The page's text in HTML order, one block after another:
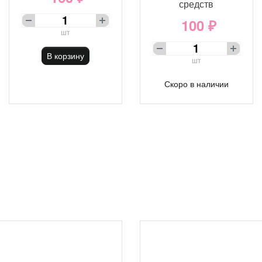
шт
В корзину
средств
100 ₽
шт
Скоро в наличии